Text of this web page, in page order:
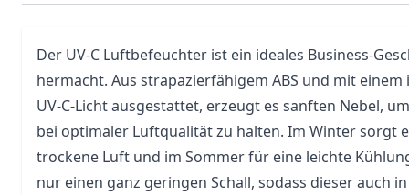
Der UV-C Luftbefeuchter ist ein ideales Business-
hermacht. Aus strapazierfähigem ABS und mit
UV-C-Licht ausgestattet, erzeugt es sanften Nebel,
bei optimaler Luftqualität zu halten. Im Winter sorgt
trockene Luft und im Sommerfür eine leichte
nur einen ganz geringen Schall, sodass dieser auch